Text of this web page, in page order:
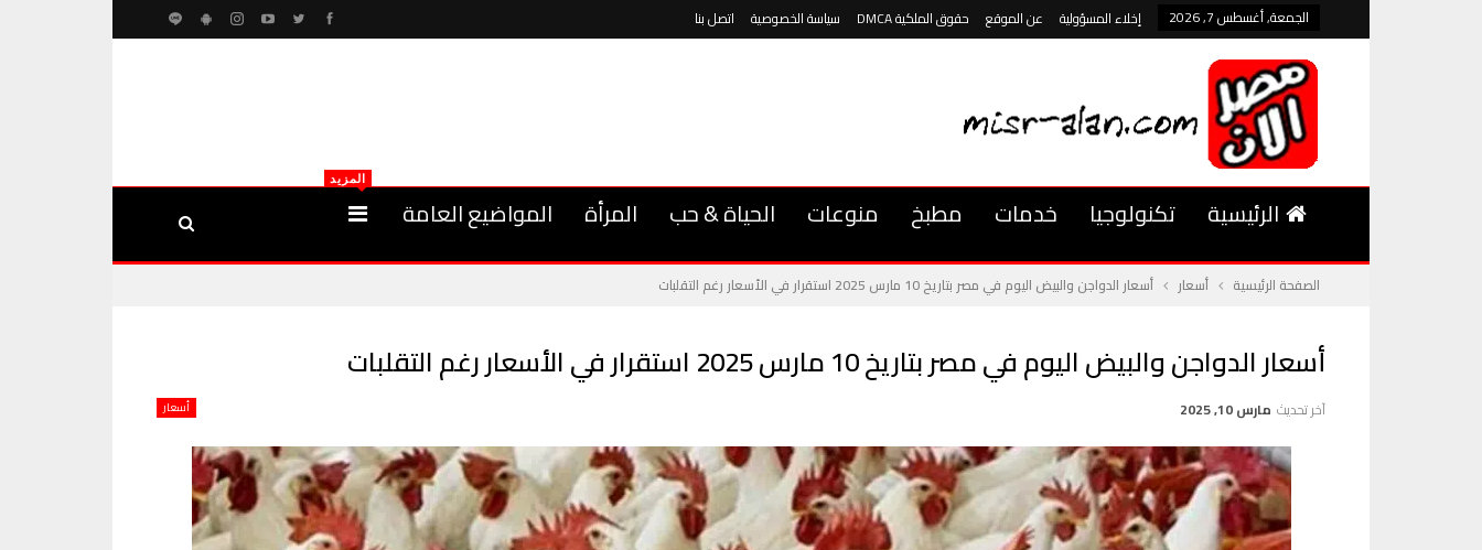
الجمعة, أغسطس 7, 2026 إخلاء المسؤولية عن الموقع حقوق الملكية DMCA سياسة الخصوصية اتصل بنا
الرئيسية تكنولوجيا خدمات مطبخ منوعات الحياة & حب المرأة المواضيع العامة
المزيد
الصفحة الرئيسية أسعار أسعار الدواجن والبيض اليوم في مصر بتاريخ 10 مارس 2025 استقرار في الأسعار رغم التقلبات
أسعار الدواجن والبيض اليوم في مصر بتاريخ 10 مارس 2025 استقرار في الأسعار رغم التقلبات
أسعار آخر تحديث مارس 10, 2025